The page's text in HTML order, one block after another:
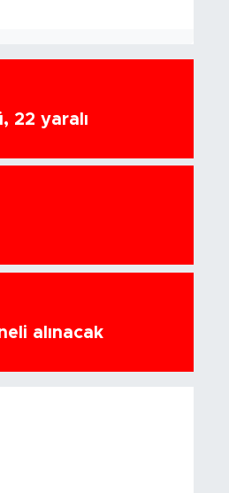
22 yaralı
alınacak